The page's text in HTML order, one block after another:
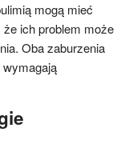
mogą mieć
że ich problem może
Oba zaburzenia